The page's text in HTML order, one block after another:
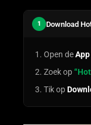
1 Download
Open de
Zoek op
Tik op